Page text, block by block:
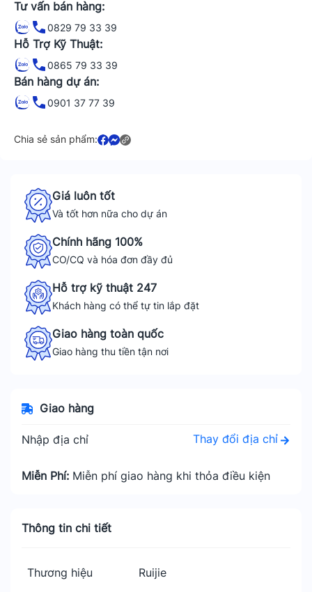
Tư vấn bán hàng:
0829 79 33 39
Hỗ Trợ Kỹ Thuật:
0865 79 33 39
Bán hàng dự án:
0901 37 77 39
Chia sẻ sản phẩm:
Giá luôn tốt
Và tốt hơn nữa cho dự án
Chính hãng 100%
CO/CQ và hóa đơn đầy đủ
Hỗ trợ kỹ thuật 247
Khách hàng có thể tự tin lắp đặt
Giao hàng toàn quốc
Giao hàng thu tiền tận nơi
Giao hàng
Nhập địa chỉ Thay đổi địa chỉ
Miễn Phí: Miễn phí giao hàng khi thỏa điều kiện
Thông tin chi tiết
Thương hiệu Ruijie